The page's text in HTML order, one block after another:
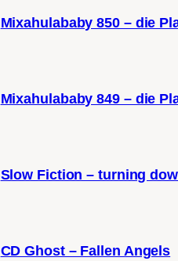
Mixahulababy 850 – die
Mixahulababy 849 – die
Slow Fiction – turning
CD Ghost – Fallen Angels